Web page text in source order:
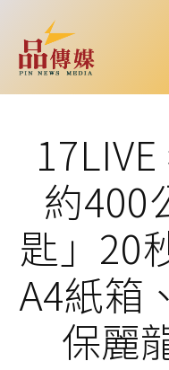
約400
匙」20
A4紙箱
保麗